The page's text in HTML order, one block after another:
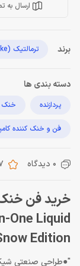
ارسال به
برند ترمالتیک (Thermaltake)
دسته بندی ها
پردازنده خنک
فن و خنک کننده
0 دیدگاه
One Liquid
Edition
"●طراحی صنعتی شیک